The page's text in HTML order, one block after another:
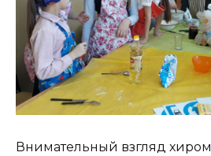
Внимательный взгляд